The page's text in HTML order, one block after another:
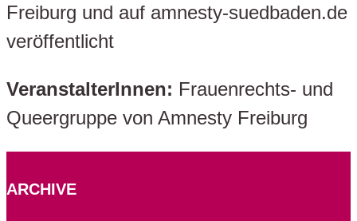
Freiburg und auf amnesty-suedbaden.de
veröffentlicht
VeranstalterInnen: Frauenrechts- und
Queergruppe von Amnesty Freiburg
ARCHIVE